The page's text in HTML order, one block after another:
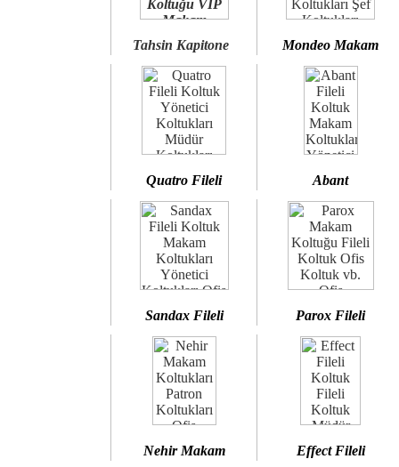
Tahsin Kapitone Mondeo Makam
Quatro Fileli Abant
Sandax Fileli Parox Fileli
Nehir Makam Effect Fileli